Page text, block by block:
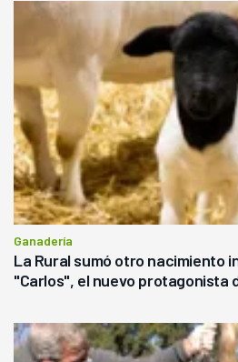
Ganadería
La Rural sumó otro nacimiento
"Carlos", el nuevo protagonista